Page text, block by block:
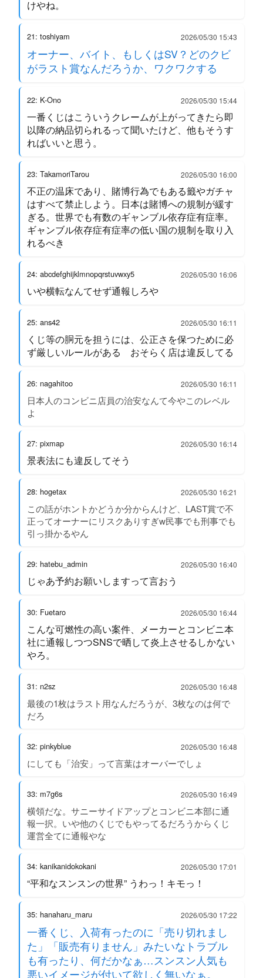
けやね。
21: toshiyam 2026/05/30 15:43
オーナー、バイト、もしくはSV？どのクビ
がラスト賞なんだろうか、ワクワクする
22: K-Ono 2026/05/30 15:44
一番くじはこういうクレームが上がってきたら即
以降の納品切られるって聞いたけど、他もそうす
ればいいと思う。
23: TakamoriTarou 2026/05/30 16:00
不正の温床であり、賭博行為でもある籤やガチャ
はすべて禁止しよう。日本は賭博への規制が緩す
ぎる。世界でも有数のギャンブル依存症有症率。
ギャンブル依存症有症率の低い国の規制を取り入
れるべき
24: abcdefghijklmnopqrstuvwxy5 2026/05/30 16:06
いや横転なんてせず通報しろや
25: ans42 2026/05/30 16:11
くじ等の胴元を担うには、公正さを保つために必
ず厳しいルールがある おそらく店は違反してる
26: nagahitoo 2026/05/30 16:11
日本人のコンビニ店員の治安なんて今やこのレベル
よ
27: pixmap 2026/05/30 16:14
景表法にも違反してそう
28: hogetax 2026/05/30 16:21
この話がホントかどうか分からんけど、LAST賞で不
正ってオーナーにリスクありすぎw民事でも刑事でも
引っ掛かるやん
29: hatebu_admin 2026/05/30 16:40
じゃあ予約お願いしますって言おう
30: Fuetaro 2026/05/30 16:44
こんな可燃性の高い案件、メーカーとコンビニ本
社に通報しつつSNSで晒して炎上させるしかない
やろ。
31: n2sz 2026/05/30 16:48
最後の1枚はラスト用なんだろうが、3枚なのは何で
だろ
32: pinkyblue 2026/05/30 16:48
にしても「治安」って言葉はオーバーでしょ
33: m7g6s 2026/05/30 16:49
横領だな。サニーサイドアップとコンビニ本部に通
報一択。いや他のくじでもやってるだろうからくじ
運営全てに通報やな
34: kanikanidokokani 2026/05/30 17:01
“平和なスンスンの世界” うわっ！キモっ！
35: hanaharu_maru 2026/05/30 17:22
一番くじ、入荷有ったのに「売り切れまし
た」「販売有りません」みたいなトラブル
も有ったり、何だかなぁ…スンスン人気も
悪いイメージが付いて欲しく無いなぁ。